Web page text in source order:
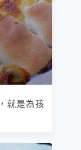
就是為孩